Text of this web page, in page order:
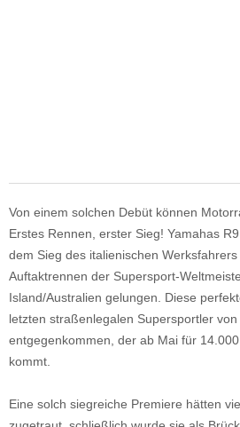
Von einem solchen Debüt können
Erstes Rennen, erster Sieg! Yamahas
dem Sieg des italienischen
Auftaktrennen der Supersport-
Island/Australien gelungen. Diese
letzten straßenlegalen Supersportler von
entgegenkommen, der ab Mai für
kommt.
Eine solch siegreiche Premiere hätten